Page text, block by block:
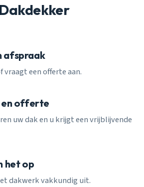
afspraak
vraagt een offerte aan.
en offerte
uw dak en u krijgt een vrijblijvende
het op
dakwerk vakkundig uit.